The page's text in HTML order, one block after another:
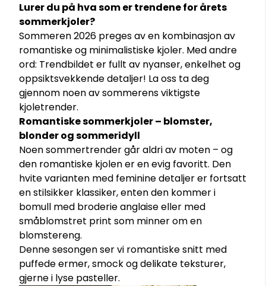
Lurer du på hva som er trendene for årets
sommerkjoler?
Sommeren 2026 preges av en kombinasjon av
romantiske og minimalistiske kjoler. Med andre
ord: Trendbildet er fullt av nyanser, enkelhet og
oppsiktsvekkende detaljer! La oss ta deg
gjennom noen av sommerens viktigste
kjoletrender.
Romantiske sommerkjoler – blomster,
blonder og sommeridyll
Noen sommertrender går aldri av moten – og
den romantiske kjolen er en evig favoritt. Den
hvite varianten med feminine detaljer er fortsatt
en stilsikker klassiker, enten den kommer i
bomull med broderie anglaise eller med
småblomstret print som minner om en
blomstereng.
Denne sesongen ser vi romantiske snitt med
puffede ermer, smock og delikate teksturer,
gjerne i lyse pasteller.